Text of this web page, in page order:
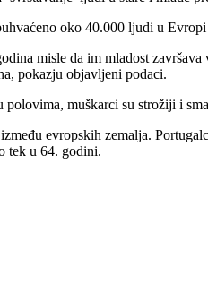
oko 40.000 ljudi u
misle da im mladost
pokazju objavljeni podaci.
polovima, muškarci su strožiji i
evropskih zemalja.
tek u 64. godini.